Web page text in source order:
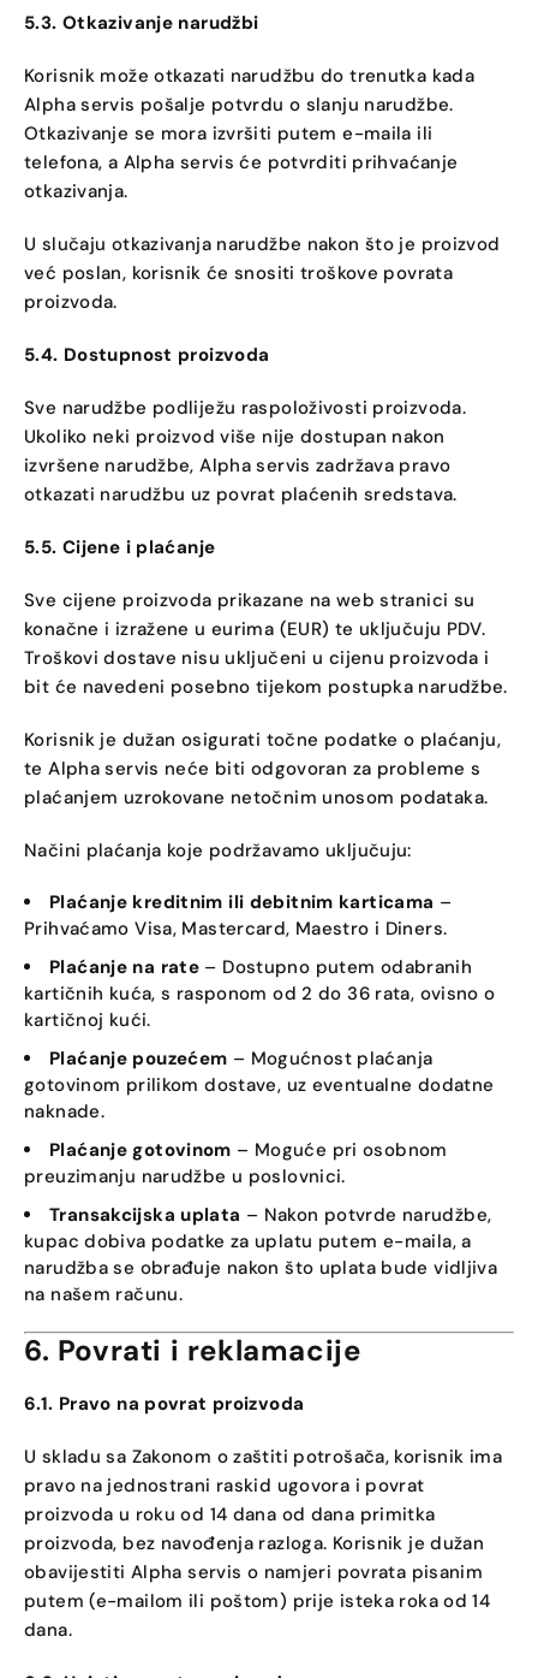
5.3. Otkazivanje narudžbi
Korisnik može otkazati narudžbu do trenutka kada
Alpha servis pošalje potvrdu o slanju narudžbe.
Otkazivanje se mora izvršiti putem e-maila ili
telefona, a Alpha servis će potvrditi prihvaćanje
otkazivanja.
U slučaju otkazivanja narudžbe nakon što je proizvod
već poslan, korisnik će snositi troškove povrata
proizvoda.
5.4. Dostupnost proizvoda
Sve narudžbe podliježu raspoloživosti proizvoda.
Ukoliko neki proizvod više nije dostupan nakon
izvršene narudžbe, Alpha servis zadržava pravo
otkazati narudžbu uz povrat plaćenih sredstava.
5.5. Cijene i plaćanje
Sve cijene proizvoda prikazane na web stranici su
konačne i izražene u eurima (EUR) te uključuju PDV.
Troškovi dostave nisu uključeni u cijenu proizvoda i
bit će navedeni posebno tijekom postupka narudžbe.
Korisnik je dužan osigurati točne podatke o plaćanju,
te Alpha servis neće biti odgovoran za probleme s
plaćanjem uzrokovane netočnim unosom podataka.
Načini plaćanja koje podržavamo uključuju:
Plaćanje kreditnim ili debitnim karticama –
Prihvaćamo Visa, Mastercard, Maestro i Diners.
Plaćanje na rate – Dostupno putem odabranih
kartičnih kuća, s rasponom od 2 do 36 rata, ovisno o
kartičnoj kući.
Plaćanje pouzećem – Mogućnost plaćanja
gotovinom prilikom dostave, uz eventualne dodatne
naknade.
Plaćanje gotovinom – Moguće pri osobnom
preuzimanju narudžbe u poslovnici.
Transakcijska uplata – Nakon potvrde narudžbe,
kupac dobiva podatke za uplatu putem e-maila, a
narudžba se obrađuje nakon što uplata bude vidljiva
na našem računu.
6. Povrati i reklamacije
6.1. Pravo na povrat proizvoda
U skladu sa Zakonom o zaštiti potrošača, korisnik ima
pravo na jednostrani raskid ugovora i povrat
proizvoda u roku od 14 dana od dana primitka
proizvoda, bez navođenja razloga. Korisnik je dužan
obavijestiti Alpha servis o namjeri povrata pisanim
putem (e-mailom ili poštom) prije isteka roka od 14
dana.